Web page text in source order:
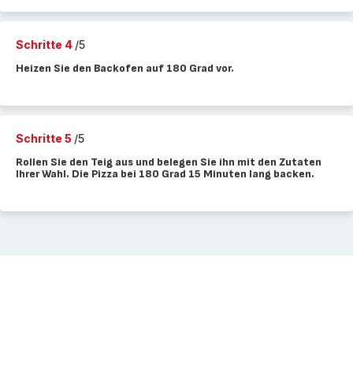
Schritte 4 /5
Heizen Sie den Backofen auf 180 Grad vor.
Schritte 5 /5
Rollen Sie den Teig aus und belegen Sie ihn mit den Zutaten
Ihrer Wahl. Die Pizza bei 180 Grad 15 Minuten lang backen.